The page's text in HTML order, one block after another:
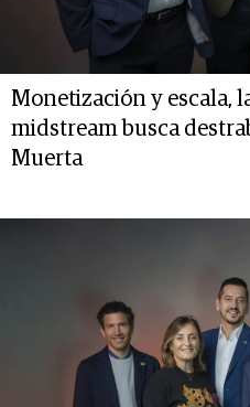
Monetización y escala,
midstream busca
Muerta